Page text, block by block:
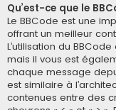
Qu’est-ce que le
Le BBCode est une
offrant un meilleur
L’utilisation du
mais il vous est
chaque message
est similaire à
contenues entre des